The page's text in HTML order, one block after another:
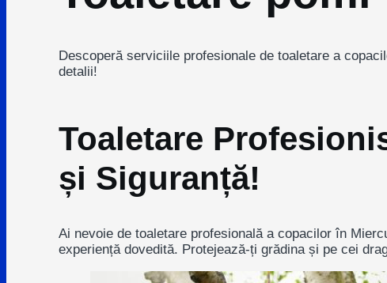
Descoperă serviciile profesionale de toaletare a
detalii!
Toaletare
și Siguranță!
Ai nevoie de toaletare profesională a copacilor în
experiență dovedită. Protejează-ți grădina și pe cei